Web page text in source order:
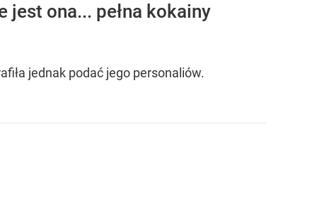
jest ona... pełna kokainy
jednak podać jego personaliów.